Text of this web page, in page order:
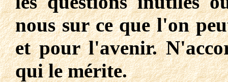
nous sur ce que l'on
et pour l'avenir.
qui le mérite.